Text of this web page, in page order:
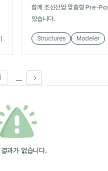
함께 조선산업 맞춤형 Pre-
있습니다.
Structures Modeler
...
과가 없습니다.